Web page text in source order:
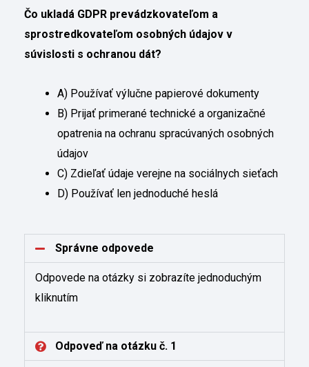
Čo ukladá GDPR prevádzkovateľom a
sprostredkovateľom osobných údajov v
súvislosti s ochranou dát?
A) Používať výlučne papierové dokumenty
B) Prijať primerané technické a organizačné
opatrenia na ochranu spracúvaných osobných
údajov
C) Zdieľať údaje verejne na sociálnych sieťach
D) Používať len jednoduché heslá
Správne odpovede
Odpovede na otázky si zobrazíte jednoduchým
kliknutím
Odpoveď na otázku č. 1